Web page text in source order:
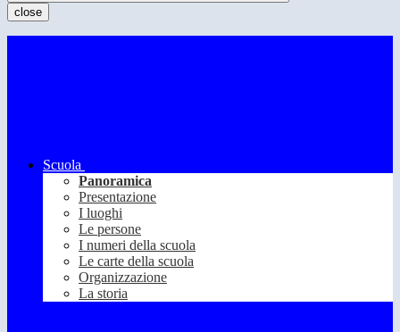
close
Scuola
Panoramica
Presentazione
I luoghi
Le persone
I numeri della scuola
Le carte della scuola
Organizzazione
La storia